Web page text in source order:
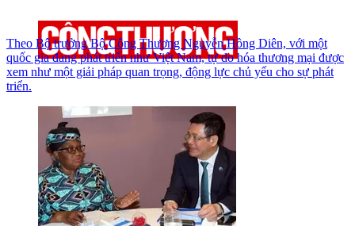
Theo Bộ trưởng Bộ Công Thương Nguyễn Hồng Diên, với một
quốc gia đang phát triển như Việt Nam, tự do hóa thương mại được
xem như một giải pháp quan trọng, động lực chủ yếu cho sự phát
triển.